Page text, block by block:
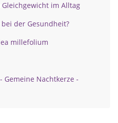
im Alltag
der Gesundheit?
millefolium
Gemeine Nachtkerze -